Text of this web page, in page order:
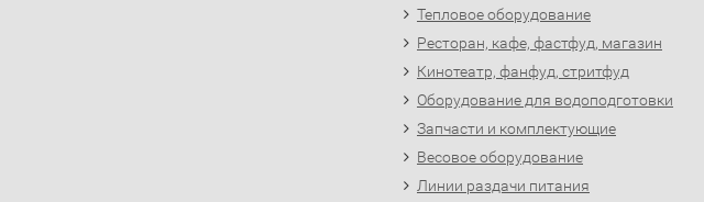
Тепловое оборудование
Ресторан, кафе, фастфуд, магазин
Кинотеатр, фанфуд, стритфуд
Оборудование для водоподготовки
Запчасти и комплектующие
Весовое оборудование
Линии раздачи питания